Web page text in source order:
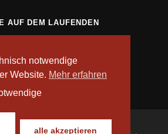
AUF DEM LAUFENDEN
notwendige
Website. Mehr erfahren
alle akzeptieren